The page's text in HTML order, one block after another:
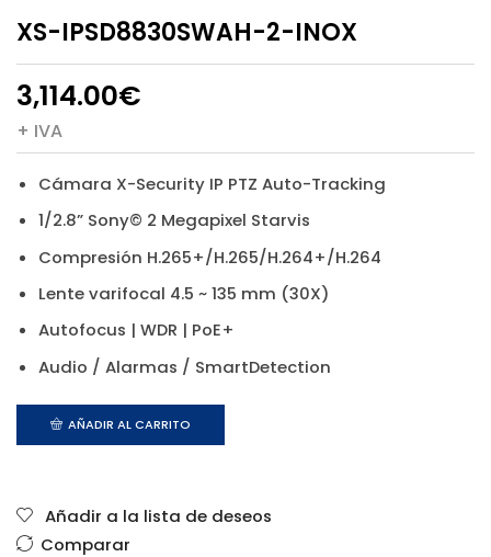
XS-IPSD8830SWAH-2-INOX
3,114.00€
+ IVA
Cámara X-Security IP PTZ Auto-Tracking
1/2.8” Sony© 2 Megapixel Starvis
Compresión H.265+/H.265/H.264+/H.264
Lente varifocal 4.5 ~ 135 mm (30X)
Autofocus | WDR | PoE+
Audio / Alarmas / SmartDetection
AÑADIR AL CARRITO
Añadir a la lista de deseos
Comparar